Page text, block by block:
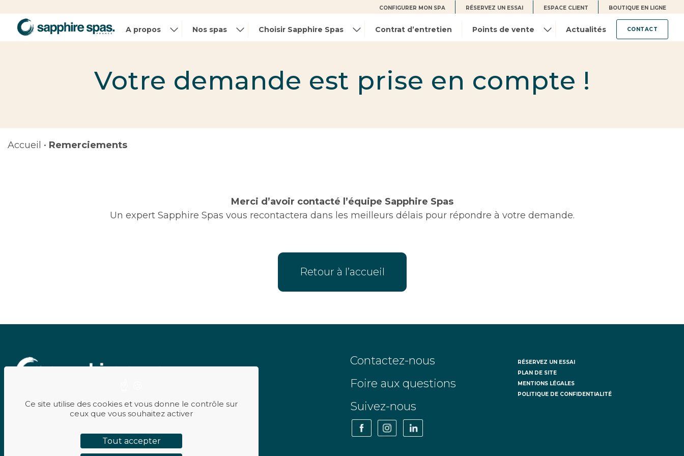
CONFIGURER MON SPA RÉSERVEZ UN ESSAI ESPACE CLIENT BOUTIQUE EN LIGNE
A propos Nos spas Choisir Sapphire Spas Contrat d’entretien Points de vente Actualités CONTACT
Votre demande est prise en compte !
Accueil • Remerciements
Merci d’avoir contacté l’équipe Sapphire Spas
Un expert Sapphire Spas vous recontactera dans les meilleurs délais pour répondre à votre demande.
Retour à l’accueil
Sapphire SPAS
44 rue de l’Avenir
Contactez-nous
Foire aux questions
Suivez-nous
RÉSERVEZ UN ESSAI
PLAN DE SITE
MENTIONS LÉGALES
POLITIQUE DE CONFIDENTIALITÉ
Ce site utilise des cookies et vous donne le contrôle sur
ceux que vous souhaitez activer
Tout accepter